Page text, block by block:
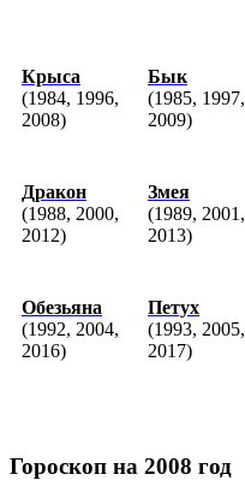
Крыса
(1984, 1996,
2008)
Бык
(1985, 1997,
2009)
Дракон
(1988, 2000,
2012)
Змея
(1989, 2001,
2013)
Обезьяна
(1992, 2004,
2016)
Петух
(1993, 2005,
2017)
Гороскоп на 2008 год